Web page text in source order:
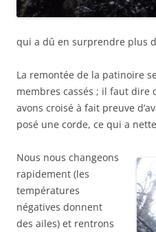
qui a dû en surprendre plus
La remontée de la patinoire
membres cassés ; il faut dire
avons croisé à fait preuve
posé une corde, ce qui a
Nous nous changeons
rapidement (les
températures
négatives donnent
des ailes) et rentrons